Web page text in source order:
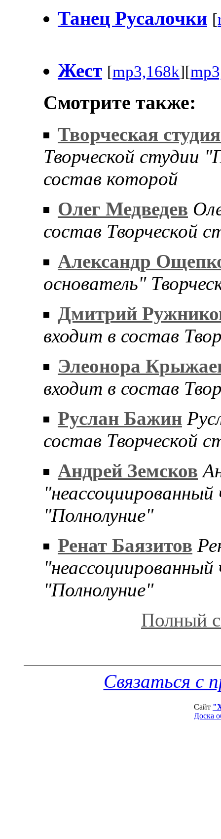
Танец Русалочки [
Жест [mp3,168k][
Смотрите также:
Творческая
Творческой студии
состав которой
Олег Медведев
состав Творческой
Александр
основатель"
Дмитрий
входит в состав
Элеонора
входит в состав
Руслан Бажин
состав Творческой
Андрей Земсков
"Полнолуние"
Ренат Баязитов
"Полнолуние"
Полный
Связаться с
Сайт
Доска